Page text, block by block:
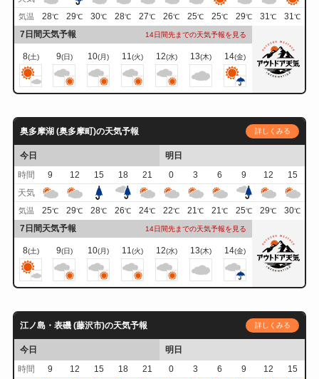
気温 28℃ 29℃ 30℃ 28℃ 27℃ 26℃ 25℃ 25℃ 29℃ 31℃ 31℃
7日間天気予報 14日間先までの天気予報を見る
8(土) 9(日) 10(月) 11 (火) 12(水) 13(木) 14(金)
奥多摩湖 (奥多摩町)の天気予報 詳しくみる
今日
明日
時間
9 12 15 18 21 0 3 6 9 12
15
天気
気温 25℃ 29℃ 28℃ 26℃ 24℃ 22℃ 21℃ 21℃ 25℃ 29℃ 30℃
7日間天気予報 14日間先までの天気予報を見る
8(土) 9(日) 10(月) 11(火) 12(水) 13(木) 14(金)
江ノ島・表磯 (藤沢市)の天気予報 詳しくみる
今日
明日
時間
9 12 15 18 21 0 3 6 9 12
15